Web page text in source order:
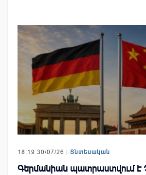
18:19 30/07/26 | Տնտեսական
Գերմանիան պատրաստվում է